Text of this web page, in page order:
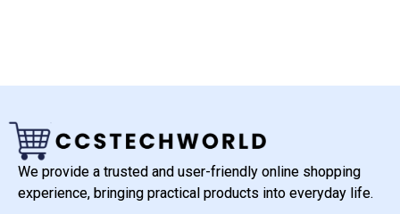
We provide a trusted and user-friendly online shopping
experience, bringing practical products into everyday life.